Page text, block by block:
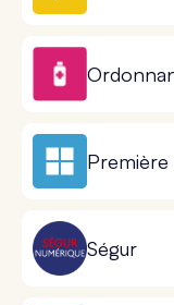
Première
Ségur